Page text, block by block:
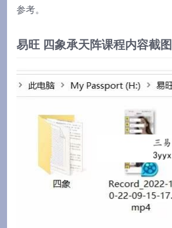
参考。
易旺 四象承天阵课程内容截图